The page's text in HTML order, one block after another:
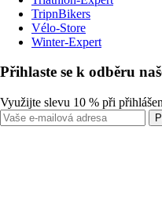
TripnBikers
Vélo-Store
Winter-Expert
Přihlaste se k odběru
Využijte slevu 10 % při